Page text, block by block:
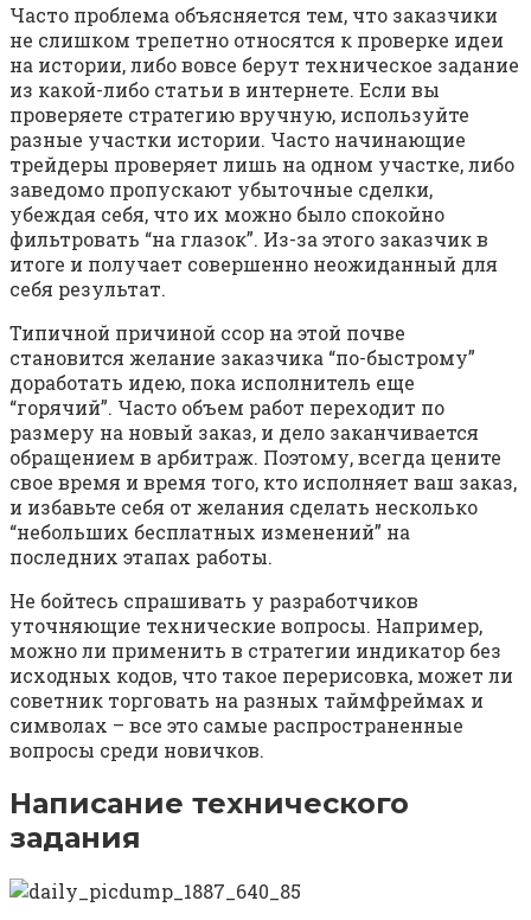
Часто проблема объясняется тем, что заказчики
не слишком трепетно относятся к проверке идеи
на истории, либо вовсе берут техническое задание
из какой-либо статьи в интернете. Если вы
проверяете стратегию вручную, используйте
разные участки истории. Часто начинающие
трейдеры проверяет лишь на одном участке, либо
заведомо пропускают убыточные сделки,
убеждая себя, что их можно было спокойно
фильтровать “на глазок”. Из-за этого заказчик в
итоге и получает совершенно неожиданный для
себя результат.
Типичной причиной ссор на этой почве
становится желание заказчика “по-быстрому”
доработать идею, пока исполнитель еще
“горячий”. Часто объем работ переходит по
размеру на новый заказ, и дело заканчивается
обращением в арбитраж. Поэтому, всегда цените
свое время и время того, кто исполняет ваш заказ,
и избавьте себя от желания сделать несколько
“небольших бесплатных изменений” на
последних этапах работы.
Не бойтесь спрашивать у разработчиков
уточняющие технические вопросы. Например,
можно ли применить в стратегии индикатор без
исходных кодов, что такое перерисовка, может ли
советник торговать на разных таймфреймах и
символах – все это самые распространенные
вопросы среди новичков.
Написание технического
задания